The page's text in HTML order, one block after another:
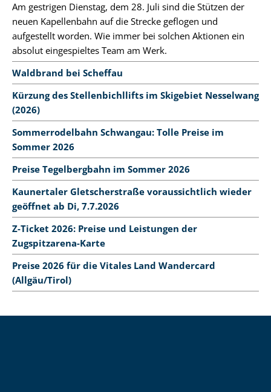
Am gestrigen Dienstag, dem 28. Juli sind die Stützen der
neuen Kapellenbahn auf die Strecke geflogen und
aufgestellt worden. Wie immer bei solchen Aktionen ein
absolut eingespieltes Team am Werk.
Waldbrand bei Scheffau
Kürzung des Stellenbichllifts im Skigebiet Nesselwang
(2026)
Sommerrodelbahn Schwangau: Tolle Preise im
Sommer 2026
Preise Tegelbergbahn im Sommer 2026
Kaunertaler Gletscherstraße voraussichtlich wieder
geöffnet ab Di, 7.7.2026
Z-Ticket 2026: Preise und Leistungen der
Zugspitzarena-Karte
Preise 2026 für die Vitales Land Wandercard
(Allgäu/Tirol)